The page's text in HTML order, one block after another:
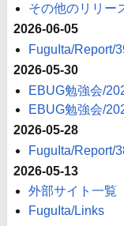
その他のリリー
2026-06-05
FuguIta/Report/
2026-05-30
EBUG勉強会/
EBUG勉強会/
2026-05-28
FuguIta/Report/
2026-05-13
外部サイト一覧
FuguIta/Links